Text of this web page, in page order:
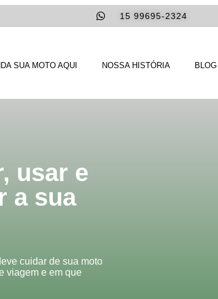
15 99695-2324
SUA MOTO AQUI NOSSA HISTÓRIA BLOG
usar e
a sua
cuidar de sua moto
viagem e em que